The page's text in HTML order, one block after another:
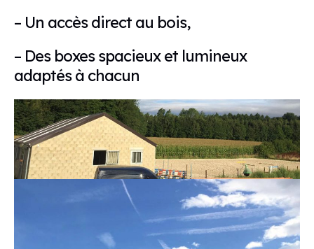
– Un accès direct au bois,
– Des boxes spacieux et lumineux
adaptés à chacun